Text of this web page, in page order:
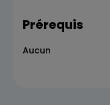
Prérequis
Aucun